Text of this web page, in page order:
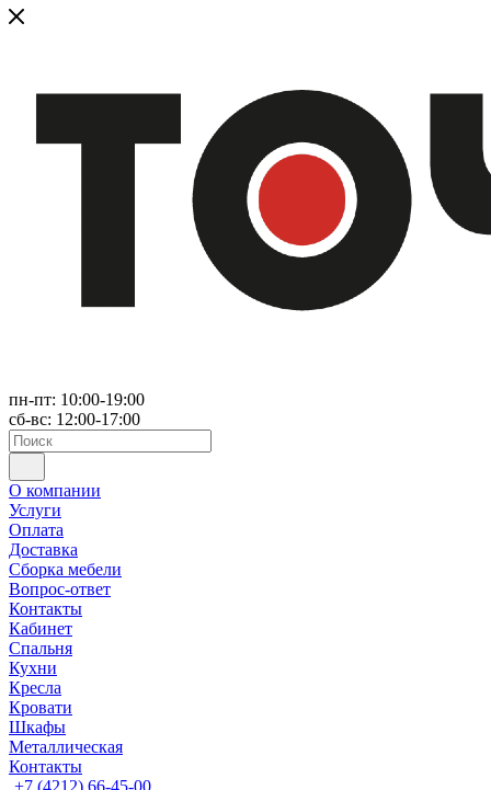
пн-пт: 10:00-19:00
сб-вс: 12:00-17:00
О компании
Услуги
Оплата
Доставка
Сборка мебели
Вопрос-ответ
Контакты
Кабинет
Спальня
Кухни
Кресла
Кровати
Шкафы
Металлическая
Контакты
+7 (4212) 66-45-00